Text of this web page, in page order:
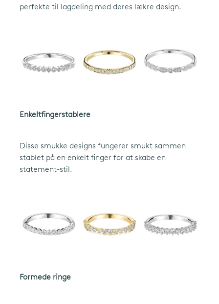
perfekte til lagdeling med deres lækre design.
Enkeltfingerstablere
Disse smukke designs fungerer smukt sammen
stablet på en enkelt finger for at skabe en
statement-stil.
Formede ringe